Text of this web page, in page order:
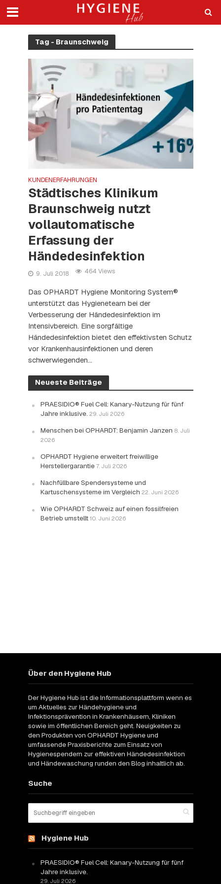
Tag - Braunschweig
KUNDENERFAHRUNGEN
Städtisches Klinikum
Braunschweig nutzt
vollautomatische
Erfassung der
Händedesinfektion
9. Juli 2018 464 Views
Das OPHARDT Hygiene Monitoring System®
unterstützt das Hygieneteam bei der
Verbesserung der Händedesinfektion im
Intensivbereich. Eine sorgfältige
Händedesinfektion bietet den effektivsten Schutz
vor Krankenhausinfektionen und deren
schwerwiegenden...
Neueste Beiträge
PRAESIDIO® Fuel Cell: Kanary-Nutzung für fünf
Jahre inklusive. 29. Juli 2026
Menschen bei OPHARDT: Benjamin Janzen 8. Juli
2026
OPHARDT Hygiene erweitert freiwillige
Herstellergarantie 7. Juli 2026
Nachfüllbare Spendersysteme und
Kartuschensysteme im Vergleich 22. Juni 2026
Wie OPHARDT Schweiz auf einen fossilfreien
Betrieb umstellt 10. Juni 2026
Über den Hygiene Hub
Der Hygiene Hub ist die Informationsplattform wenn es
um Aktuelles zur Händehygiene und
Infektionsprävention in Krankenhäusern, Kliniken
sowie im öffentlichen Bereich geht. Neuigkeiten zu
den Produkten von OPHARDT Hygiene und
umfassende Praxisberichte zum Einsatz von
Hygienespendern zur effektiven Händedesinfektion
und Händewaschung runden den Blog inhaltlich ab.
Suche
Hygiene Hub
PRAESIDIO® Fuel Cell: Kanary-Nutzung für fünf
Jahre inklusive.
29. Juli 2026